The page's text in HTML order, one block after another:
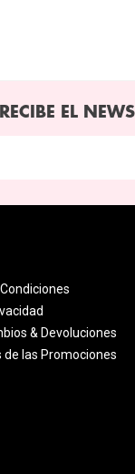
EL
& Devoluciones
de las Promociones